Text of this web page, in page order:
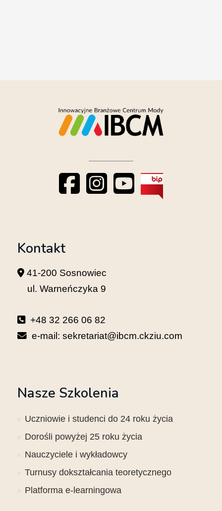
Kontakt
41-200 Sosnowiec
ul. Warneńczyka 9
+48 32 266 06 82
e-mail: sekretariat@ibcm.ckziu.com
Nasze Szkolenia
Uczniowie i studenci do 24 roku życia
Dorośli powyżej 25 roku życia
Nauczyciele i wykładowcy
Turnusy dokształcania teoretycznego
Platforma e-learningowa